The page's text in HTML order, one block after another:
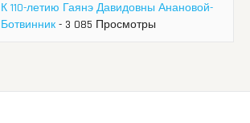
К 110-летию Гаянэ Давидовны Анановой-
Ботвинник - 3 085 Просмотры